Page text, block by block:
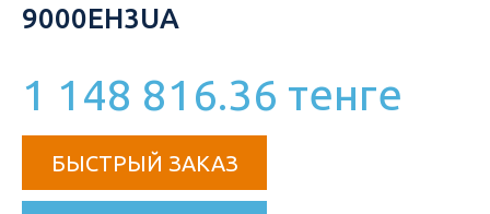
9000EH3UA
1 148 816.36 тенге
БЫСТРЫЙ ЗАКАЗ